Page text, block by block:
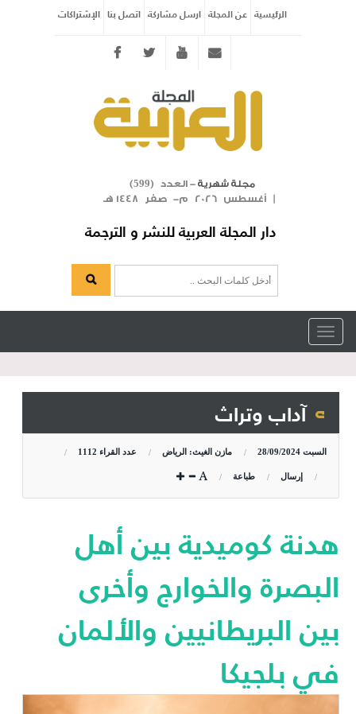
الرئيسية عن المجلة ارسل مشاركة اتصل بنا الإشتراكات
Twitter youtube
مجلة شهرية- العدد ( 599
)
| أغسطس 2026 م- صفر 1448 هـ
دار المجلة العربية للنشر و الترجمة
Toggle
navigation
آداب وتراث
السبت 28/09/2024 مازن الغيث: الرياض عدد القراء 1112
إرسال طباعة
هدنة كوميدية بين أهل
البصرة والخوارج وأخرى
بين البريطانيين والألمان
في بلجيكا